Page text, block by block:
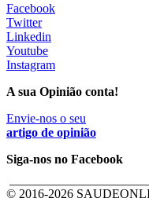
Facebook
Twitter
Linkedin
Youtube
Instagram
A sua Opinião conta!
Envie-nos o seu
artigo de opinião
Siga-nos no Facebook
© 2016-2026